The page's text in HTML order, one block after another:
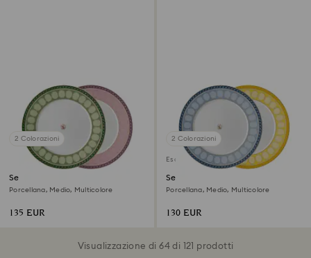
2 Colorazioni
Set piatti Signum
Porcellana, Medio, Multicolore
135 EUR
2 Colorazioni
Esaurito
Set piatti Signum
Porcellana, Medio, Multicolore
130 EUR
Visualizzazione di 64 di 121 prodotti